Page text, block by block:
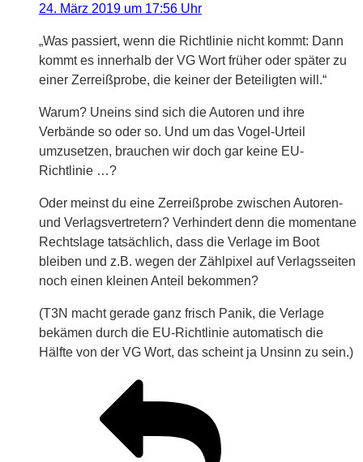
24. März 2019 um 17:56 Uhr
„Was passiert, wenn die Richtlinie nicht kommt: Dann
kommt es innerhalb der VG Wort früher oder später zu
einer Zerreißprobe, die keiner der Beteiligten will.“
Warum? Uneins sind sich die Autoren und ihre
Verbände so oder so. Und um das Vogel-Urteil
umzusetzen, brauchen wir doch gar keine EU-
Richtlinie …?
Oder meinst du eine Zerreißprobe zwischen Autoren-
und Verlagsvertretern? Verhindert denn die momentane
Rechtslage tatsächlich, dass die Verlage im Boot
bleiben und z.B. wegen der Zählpixel auf Verlagsseiten
noch einen kleinen Anteil bekommen?
(T3N macht gerade ganz frisch Panik, die Verlage
bekämen durch die EU-Richtlinie automatisch die
Hälfte von der VG Wort, das scheint ja Unsinn zu sein.)